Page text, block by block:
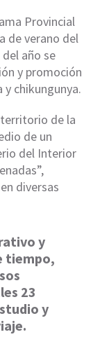
Provincial
de verano del
año se
y promoción
chikungunya.
de la
de un
del Interior
diversas
y
tiempo,
23
y